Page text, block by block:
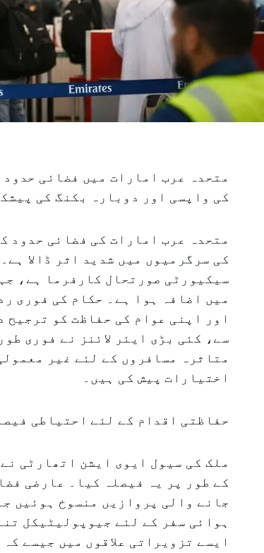
متحدہ عرب امارات میں فضائی حدود
کی واپسی اور دوبارہ بکنگ کی
متحدہ عرب امارات کی فضائی حدود
کی سرگرمیوں میں شدید اثر ڈالا
سیکیورٹی صورتحال کارفرما ہے،
میں اضافہ ہوا ہے۔ حکام کی فوری
اور اپنی عوام کی حفاظت کو ترجیح
سے، کئی بڑی ایئر لائنز نے فوری
متاثرہ مسافروں کے لئے غیر
اختیارات پیش کی ہیں۔
حفاظتی اقدام کے لئے احتیاطی
ملک کی سیول ایوی ایشن اتھارٹی
کے طور پر یہ فیصلہ کیا۔ عارضی
جانے والی پروازیں منسوخ ہوئیں
ہوائی سفر کے لئے جیوپولیٹیکل
ایسے تزویراتی علاقوں میں جیسے